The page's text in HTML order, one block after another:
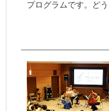
プログラムです。ど